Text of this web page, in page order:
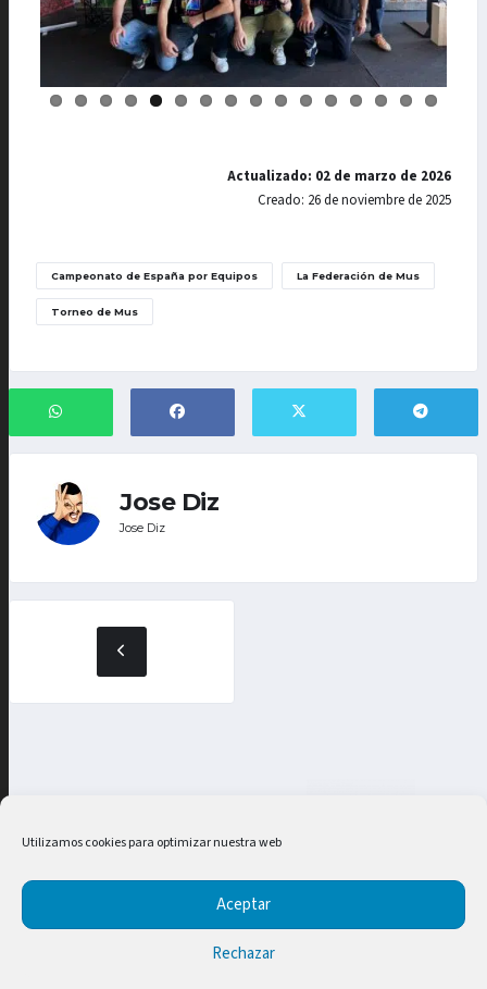
Utilizamos cookies para optimizar nuestra web
Aceptar
Rechazar
Actualizado: 02 de marzo de 2026
Creado: 26 de noviembre de 2025
Campeonato de España por Equipos La Federación de Mus
Torneo de Mus
Jose Diz
Jose Diz
2023 | TODOS LOS DERECHOS RESERVADOS